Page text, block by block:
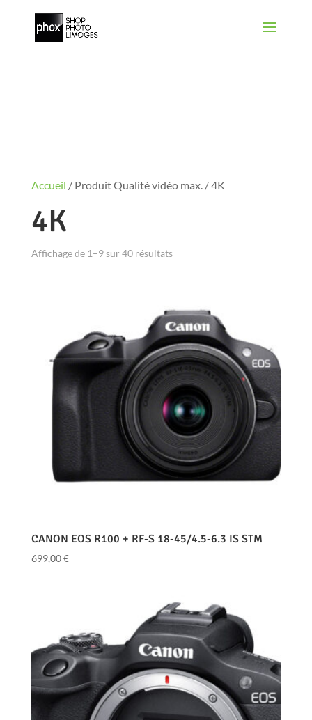
Accueil / Produit Qualité vidéo max. / 4K
4K
Affichage de 1–9 sur 40 résultats
CANON EOS R100 + RF-S 18-45/4.5-6.3 IS STM
699,00€